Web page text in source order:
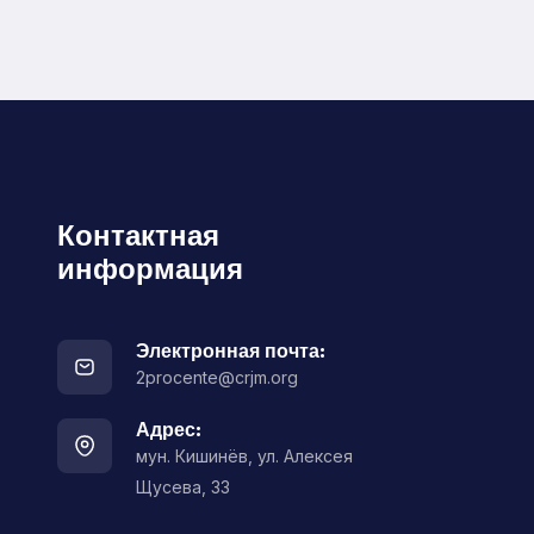
Контактная
информация
Электронная почта:
2procente@crjm.org
Адрес:
мун. Кишинёв, ул. Алексея
Щусева, 33